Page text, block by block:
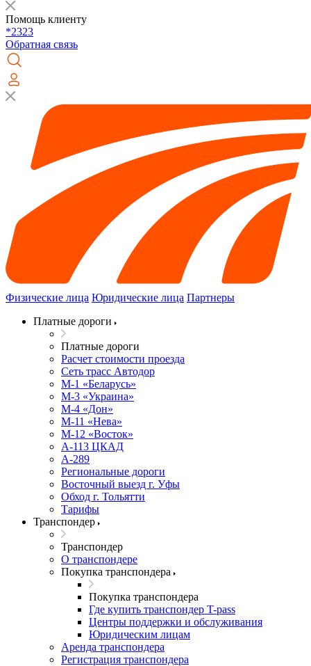
Помощь клиенту
*2323
Обратная связь
Физические лица Юридические лица Партнеры
Платные дороги
Платные дороги
Расчет стоимости проезда
Сеть трасс Автодор
М-1 «Беларусь»
М-3 «Украина»
М-4 «Дон»
М-11 «Нева»
М-12 «Восток»
А-113 ЦКАД
А-289
Региональные дороги
Восточный выезд г. Уфы
Обход г. Тольятти
Тарифы
Транспондер
Транспондер
О транспондере
Покупка транспондера
Покупка транспондера
Где купить транспондер T-pass
Центры поддержки и обслуживания
Юридическим лицам
Аренда транспондера
Регистрация транспондера